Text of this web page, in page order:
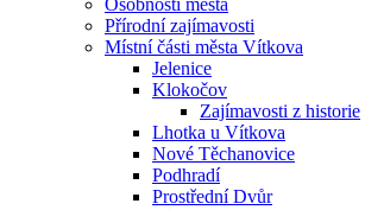
Osobnosti města
Přírodní zajímavosti
Místní části města Vítkova
Jelenice
Klokočov
Zajímavosti z historie
Lhotka u Vítkova
Nové Těchanovice
Podhradí
Prostřední Dvůr